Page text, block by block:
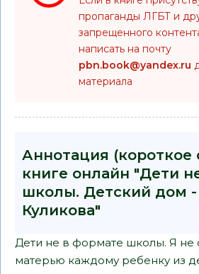
пропаганды ЛГБТ и
запрещенного
написать на почту
pbn.book@yandex.ru
материала
Аннотация (короткое
книге онлайн "Дети
школы. Детский дом -
Куликова"
Дети не в формате школы. Я не
матерью каждому ребенку из